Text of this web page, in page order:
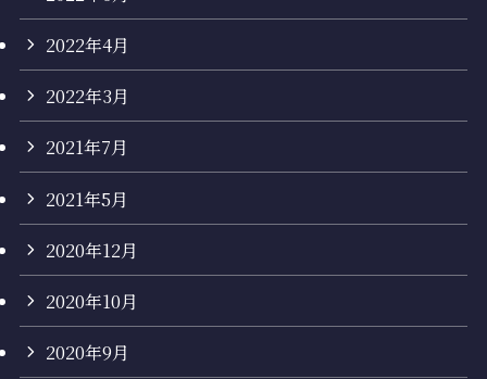
2022年4月
2022年3月
2021年7月
2021年5月
2020年12月
2020年10月
2020年9月